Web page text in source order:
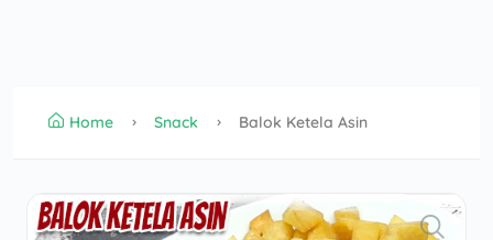
Home Snack Balok Ketela Asin